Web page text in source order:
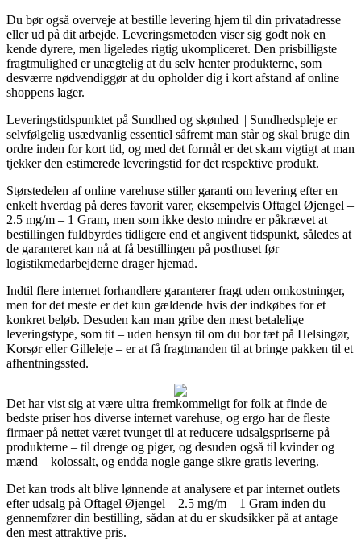
Du bør også overveje at bestille levering hjem til din privatadresse
eller ud på dit arbejde. Leveringsmetoden viser sig godt nok en
kende dyrere, men ligeledes rigtig ukompliceret. Den prisbilligste
fragtmulighed er unægtelig at du selv henter produkterne, som
desværre nødvendiggør at du opholder dig i kort afstand af online
shoppens lager.
Leveringstidspunktet på Sundhed og skønhed || Sundhedspleje er
selvfølgelig usædvanlig essentiel såfremt man står og skal bruge din
ordre inden for kort tid, og med det formål er det skam vigtigt at man
tjekker den estimerede leveringstid for det respektive produkt.
Størstedelen af online varehuse stiller garanti om levering efter en
enkelt hverdag på deres favorit varer, eksempelvis Oftagel Øjengel –
2.5 mg/m – 1 Gram, men som ikke desto mindre er påkrævet at
bestillingen fuldbyrdes tidligere end et angivent tidspunkt, således at
de garanteret kan nå at få bestillingen på posthuset før
logistikmedarbejderne drager hjemad.
Indtil flere internet forhandlere garanterer fragt uden omkostninger,
men for det meste er det kun gældende hvis der indkøbes for et
konkret beløb. Desuden kan man gribe den mest betalelige
leveringstype, som tit – uden hensyn til om du bor tæt på Helsingør,
Korsør eller Gilleleje – er at få fragtmanden til at bringe pakken til et
afhentningssted.
Det har vist sig at være ultra fremkommeligt for folk at finde de
bedste priser hos diverse internet varehuse, og ergo har de fleste
firmaer på nettet været tvunget til at reducere udsalgspriserne på
produkterne – til drenge og piger, og desuden også til kvinder og
mænd – kolossalt, og endda nogle gange sikre gratis levering.
Det kan trods alt blive lønnende at analysere et par internet outlets
efter udsalg på Oftagel Øjengel – 2.5 mg/m – 1 Gram inden du
gennemfører din bestilling, sådan at du er skudsikker på at antage
den mest attraktive pris.